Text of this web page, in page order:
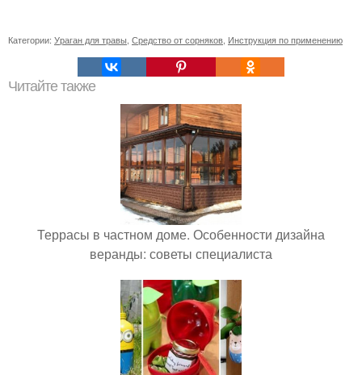
Категории: Ураган для травы Средство от сорняков Инструкция по применению
Читайте также
Террасы в частном доме. Особенности дизайна
веранды: советы специалиста